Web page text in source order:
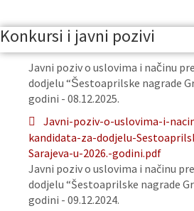
Konkursi i javni pozivi
Javni poziv o uslovima i načinu
dodjelu “Šestoaprilske nagrade
godini - 08.12.2025.
Javni-poziv-o-uslovima-i-
kandidata-za-dodjelu-
Sarajeva-u-2026.-godini.pdf
Javni poziv o uslovima i načinu
dodjelu “Šestoaprilske nagrade
godini - 09.12.2024.